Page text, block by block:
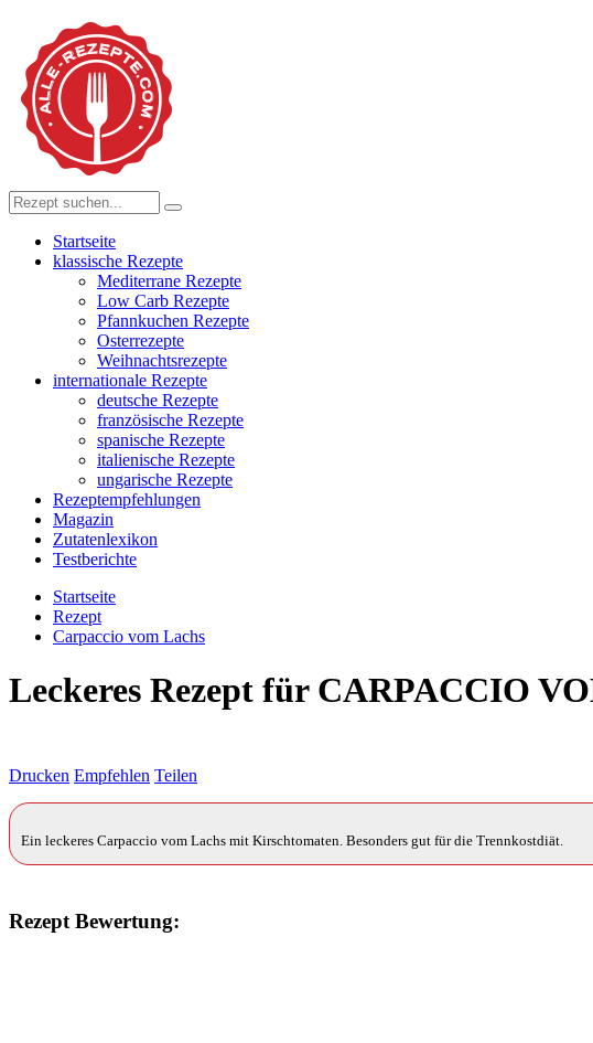
Startseite
klassische Rezepte
Mediterrane Rezepte
Low Carb Rezepte
Pfannkuchen Rezepte
Osterrezepte
Weihnachtsrezepte
internationale Rezepte
deutsche Rezepte
französische Rezepte
spanische Rezepte
italienische Rezepte
ungarische Rezepte
Rezeptempfehlungen
Magazin
Zutatenlexikon
Testberichte
Startseite
Rezept
Carpaccio vom Lachs
Leckeres Rezept für CARPACCIO
Drucken Empfehlen Teilen
Ein leckeres Carpaccio vom Lachs mit Kirschtomaten. Besonders gut für die Trennkostdiät.
Rezept Bewertung: